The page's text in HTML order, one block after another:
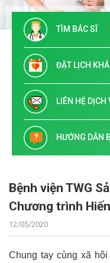
TÌM BÁC SĨ
ĐẶT LỊCH
LIÊN HỆ DỊCH
HƯỚNG DẪN
Bệnh viện TWG
Chương trình
12/05/2020
Chung tay cùng xã